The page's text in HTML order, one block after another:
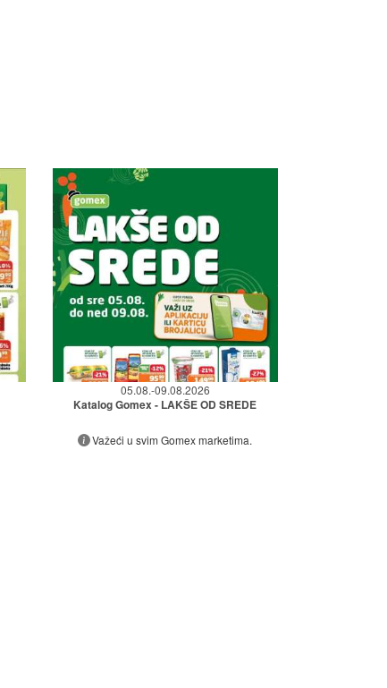
05.08.-09.08.2026
Katalog Gomex - LAKŠE OD SREDE
Važeći u svim Gomex marketima.